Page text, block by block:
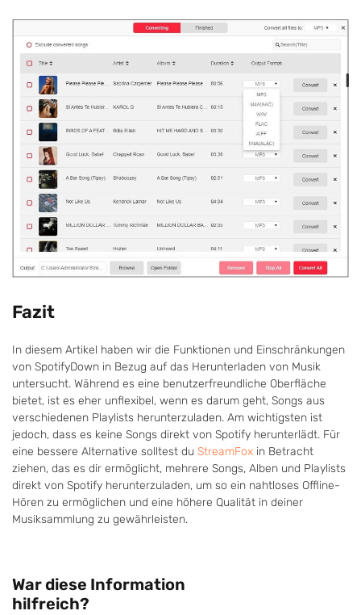
Fazit
In diesem Artikel haben wir die Funktionen und Einschränkungen
von SpotifyDown in Bezug auf das Herunterladen von Musik
untersucht. Während es eine benutzerfreundliche Oberfläche
bietet, ist es eher unflexibel, wenn es darum geht, Songs aus
verschiedenen Playlists herunterzuladen. Am wichtigsten ist
jedoch, dass es keine Songs direkt von Spotify herunterlädt. Für
eine bessere Alternative solltest du StreamFox in Betracht
ziehen, das es dir ermöglicht, mehrere Songs, Alben und Playlists
direkt von Spotify herunterzuladen, um so ein nahtloses Offline-
Hören zu ermöglichen und eine höhere Qualität in deiner
Musiksammlung zu gewährleisten.
War diese Information
hilfreich?